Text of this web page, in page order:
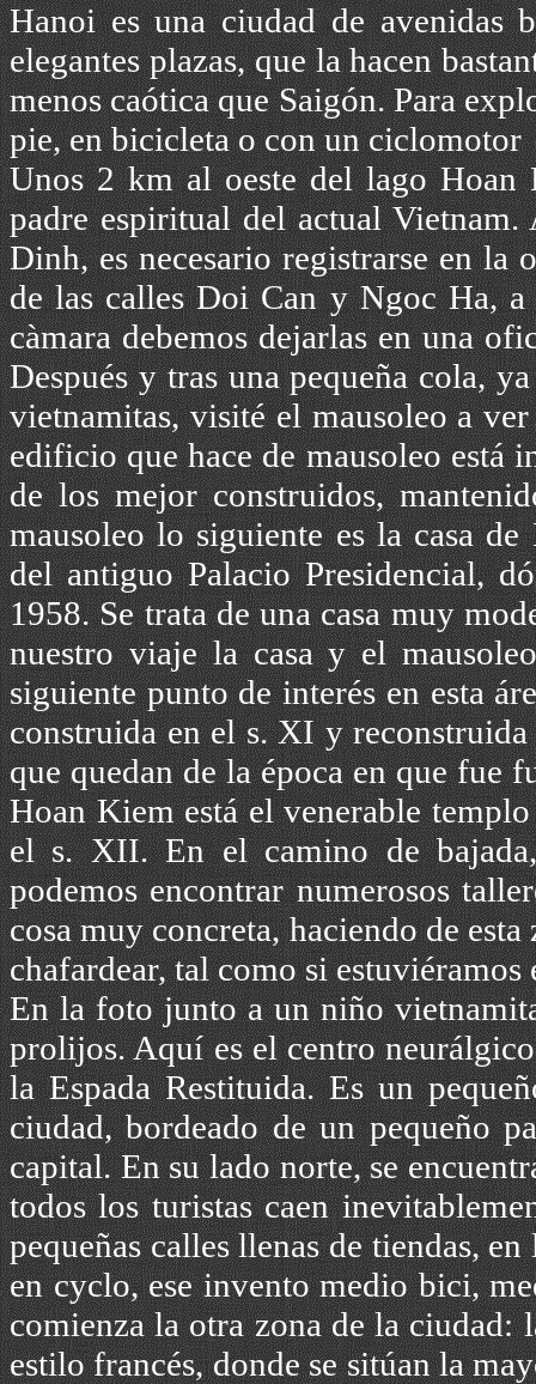
Hanoi es una ciudad de avenidas
elegantes plazas, que la hacen
menos caótica que Saigón. Para
pie, en bicicleta o con un ciclomotor
Unos 2 km al oeste del lago
padre espiritual del actual
Dinh, es necesario registrarse en
de las calles Doi Can y Ngoc Ha,
càmara debemos dejarlas en una
Después y tras una pequeña cola,
vietnamitas, visité el mausoleo a
edificio que hace de mausoleo está
de los mejor construidos,
mausoleo lo siguiente es la casa
del antiguo Palacio Presidencial,
1958. Se trata de una casa muy
nuestro viaje la casa y el
siguiente punto de interés en esta
construida en el s. XI y reconstruida
que quedan de la época en que fue
Hoan Kiem está el venerable
el s. XII. En el camino de
podemos encontrar numerosos
cosa muy concreta, haciendo de
chafardear, tal como si estuviéramos
En la foto junto a un niño
prolijos. Aquí esel centro
la Espada Restituida. Es un
ciudad, bordeado de un pequeño
capital. En su lado norte, se
todos los turistas caen
pequeñas calles llenas de tiendas,
en cyclo, ese invento medio bici,
comienza la otra zona de la ciudad:
estilo francés, donde se sitúan la